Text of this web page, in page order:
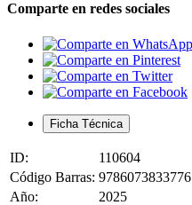
Comparte en redes sociales
Ficha Técnica
ID:
110604
Código Barras: 9786073833776
Año:
2025